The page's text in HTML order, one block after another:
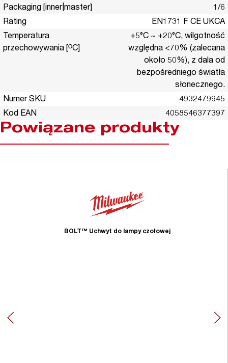
Packaging [inner|master]
1/6
Rating
EN1731 F CE UKCA
Temperatura
przechowywania [ᴼC]
+5°C ~ +20°C, wilgotność
względna <70% (zalecana
około 50%), z dala od
bezpośredniego światła
słonecznego.
Numer SKU
4932479945
Kod EAN
4058546377397
Powiązane produkty
BOLT™ Uchwyt do lampy czołowej